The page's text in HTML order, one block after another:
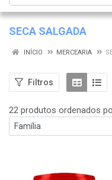
SECA SALGADA
INÍCIO MERCEARIA
Filtros
22 produtos ordenados